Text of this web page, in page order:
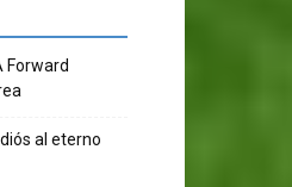
Forward
al eterno